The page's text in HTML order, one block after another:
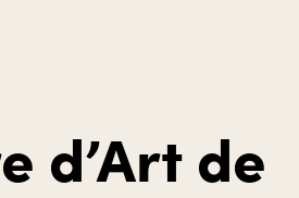
d’Art de